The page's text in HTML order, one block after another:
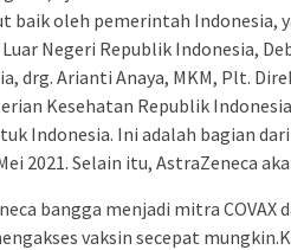
baik oleh pemerintah Indonesia,
Negeri Republik Indonesia,
drg. Arianti Anaya, MKM, Plt.
Kesehatan Republik
Indonesia. Ini adalah bagian
2021. Selain itu, AstraZeneca
bangga menjadi mitra
vaksin secepat